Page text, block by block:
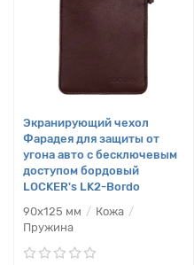
Экранирующий чехол
Фарадея для защиты от
угона авто с бесключевым
доступом бордовый
LOCKER's LK2-Bordo
90х125 мм
Кожа
Пружина